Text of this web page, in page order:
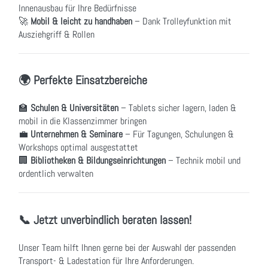
Innenausbau für Ihre Bedürfnisse
🚀 Mobil & leicht zu handhaben– Dank Trolleyfunktion mit
Ausziehgriff & Rollen
🌍 Perfekte Einsatzbereiche
🏫 Schulen & Universitäten– Tablets sicher lagern, laden &
mobil in die Klassenzimmer bringen
💼 Unternehmen & Seminare– Für Tagungen, Schulungen &
Workshops optimal ausgestattet
🏢 Bibliotheken & Bildungseinrichtungen– Technik mobil und
ordentlich verwalten
📞 Jetzt unverbindlich beraten lassen!
Unser Team hilft Ihnen gerne bei der Auswahl der passenden
Transport- & Ladestation für Ihre Anforderungen.